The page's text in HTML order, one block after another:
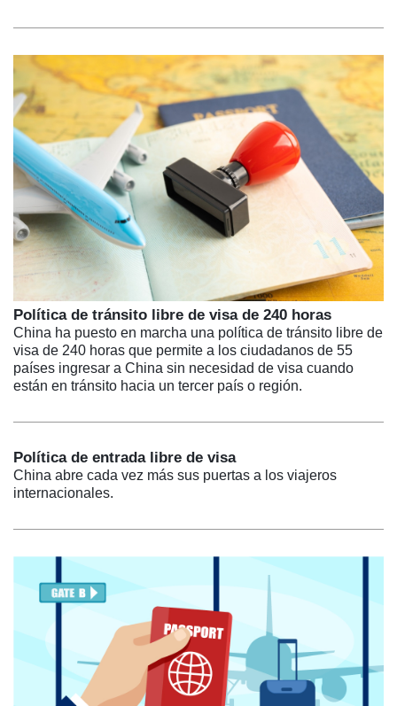
Política de tránsito libre de visa de 240 horas
China ha puesto en marcha una política de tránsito libre de
visa de 240 horas que permite a los ciudadanos de 55
países ingresar a China sin necesidad de visa cuando
están en tránsito hacia un tercer país o región.
Política de entrada libre de visa
China abre cada vez más sus puertas a los viajeros
internacionales.